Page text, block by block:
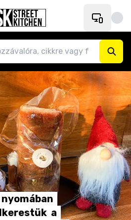
nyomában
a